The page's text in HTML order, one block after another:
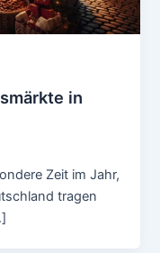
in
Zeit im Jahr,
tragen